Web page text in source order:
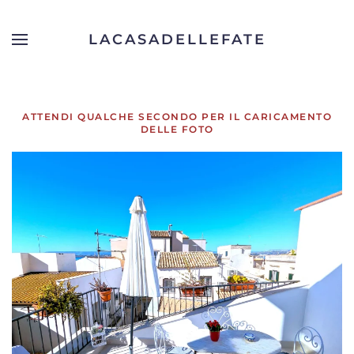
Skip to main content
LACASADELLEFATE
ATTENDI QUALCHE SECONDO PER IL CARICAMENTO
DELLE FOTO
APRI